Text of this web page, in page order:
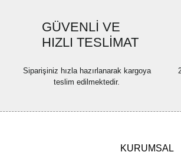
GÜVENLİ VE
HIZLI TESLİMAT
Siparişiniz hızla hazırlanarak kargoya
teslim edilmektedir.
KURUMSAL